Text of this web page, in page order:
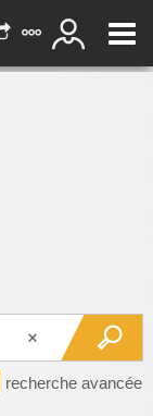
recherche avancée